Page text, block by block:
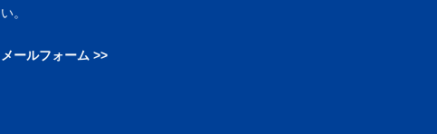
い。
メールフォーム >>